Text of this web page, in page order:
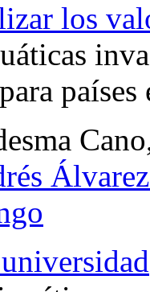
los